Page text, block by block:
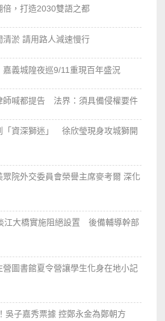
，打造2030雙語之都
淤 請用路人減速慢行
義城隍夜巡9/11重現百年盛況
喊都提告 法界：須具備侵權要件
「資深獅迷」 徐欣瑩現身攻城獅開
院外交委員會榮譽主席麥考爾 深化
江大橋實施阻絕設置 後備輔導幹部
圖書館夏令營讓學生化身在地小記
吳子嘉秀票據 控鄭永金為鄭朝方